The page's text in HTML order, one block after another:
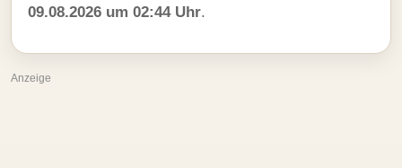
09.08.2026 um 02:44 Uhr.
Anzeige